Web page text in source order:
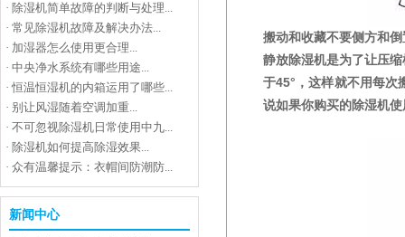
· 除湿机简单故障的判断与处理...
· 常见除湿机故障及解决办法...
· 加湿器怎么使用更合理...
· 中央净水系统有哪些用途...
· 恒温恒湿机的内箱运用了哪些...
· 别让风湿随着空调加重...
· 不可忽视除湿机日常使用中九...
· 除湿机如何提高除湿效果...
· 众有温馨提示：衣帽间防潮防...
新闻中心
搬动和收藏不要侧方和倒
静放除湿机是为了让压
于45°，这样就不用每次
说如果你购买的除湿机